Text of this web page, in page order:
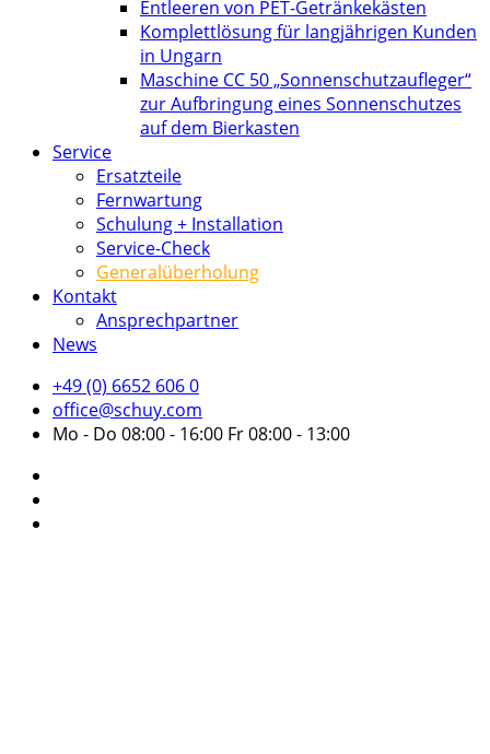
Entleeren von PET-Getränkekästen
Komplettlösung für langjährigen Kunden
in Ungarn
Maschine CC 50 „Sonnenschutzaufleger“
zur Aufbringung eines Sonnenschutzes
auf dem Bierkasten
Service
Ersatzteile
Fernwartung
Schulung + Installation
Service-Check
Generalüberholung
Kontakt
Ansprechpartner
News
+49 (0) 6652 606 0
office@schuy.com
Mo - Do 08:00 - 16:00 Fr 08:00 - 13:00